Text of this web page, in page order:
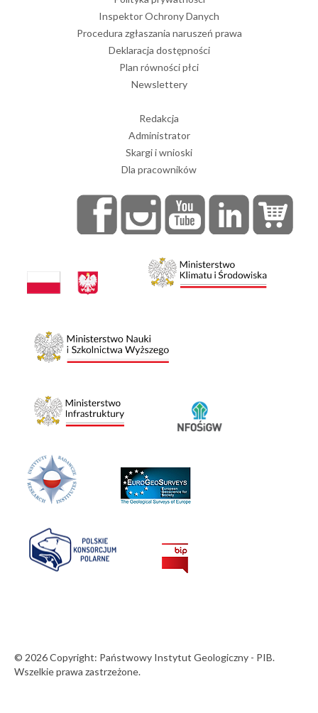
Inspektor Ochrony Danych
Procedura zgłaszania naruszeń prawa
Deklaracja dostępności
Plan równości płci
Newslettery
Redakcja
Administrator
Skargi i wnioski
Dla pracowników
© 2026 Copyright: Państwowy Instytut Geologiczny - PIB.
Wszelkie prawa zastrzeżone.